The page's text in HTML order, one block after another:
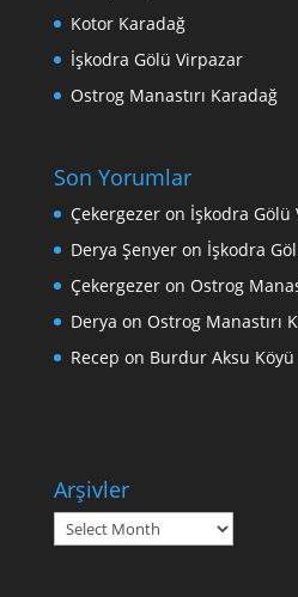
Kotor Karadağ
İşkodra Gölü Virpazar
Ostrog Manastırı Karadağ
Son Yorumlar
Çekergezeron İşkodra Gölü
Derya Şenyeron İşkodra
Çekergezeron Ostrog
Derya on Ostrog Manastırı
Recep on Burdur Aksu Köyü
Arşivler
Arşivler